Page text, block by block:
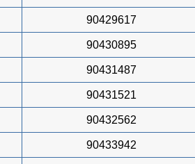
90429617
90430895
90431487
90431521
90432562
90433942